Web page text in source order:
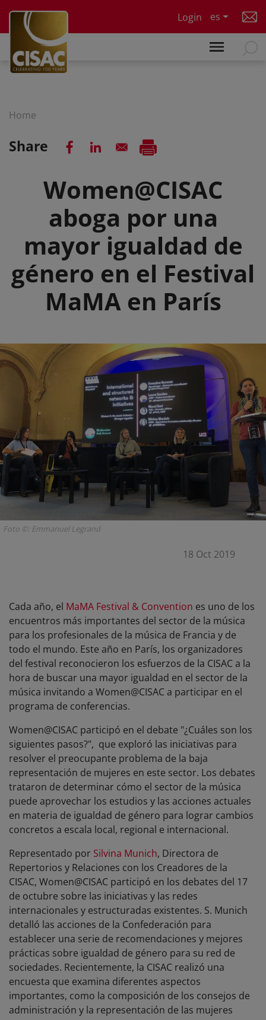
Login
es
Home
Share
Women@CISAC
aboga por una
mayor igualdad de
género en el Festival
MaMA en París
Foto ©: Emmanuel Legrand
18 Oct 2019
Cada año, el MaMA Festival & Convention es uno de los
encuentros más importantes del sector de la música
para los profesionales de la música de Francia y de
todo el mundo. Este año en París, los organizadores
del festival reconocieron los esfuerzos de la CISAC a la
hora de buscar una mayor igualdad en el sector de la
música invitando a Women@CISAC a participar en el
programa de conferencias.
Women@CISAC participó en el debate "¿Cuáles son los
siguientes pasos?", que exploró las iniciativas para
resolver el preocupante problema de la baja
representación de mujeres en este sector. Los debates
trataron de determinar cómo el sector de la música
puede aprovechar los estudios y las acciones actuales
en materia de igualdad de género para lograr cambios
concretos a escala local, regional e internacional.
Representado por Silvina Munich, Directora de
Repertorios y Relaciones con los Creadores de la
CISAC, Women@CISAC participó en los debates del 17
de octubre sobre las iniciativas y las redes
internacionales y estructuradas existentes. S. Munich
detalló las acciones de la Confederación para
establecer una serie de recomendaciones y mejores
prácticas sobre igualdad de género para su red de
sociedades. Recientemente, la CISAC realizó una
encuesta que examina diferentes aspectos
importantes, como la composición de los consejos de
administración y la representación de las mujeres